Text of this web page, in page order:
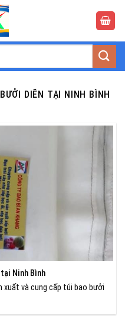
DIẼN TẠI NINH BÌNH
Ninh Bình
xuất và cung cấp túi bao bưởi